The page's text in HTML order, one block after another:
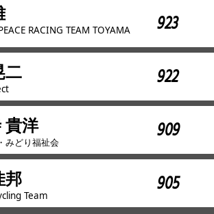
RACING TEAM TOYAMA
923
二 922
貴洋
みどり福祉会 909
邦
Team 905